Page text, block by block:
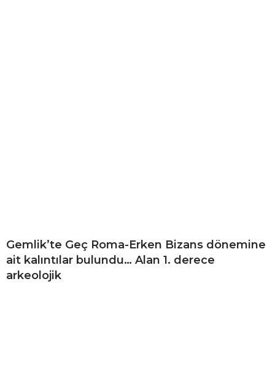
Gemlik’te Geç Roma-Erken Bizans dönemine
ait kalıntılar bulundu… Alan 1. derece
arkeolojik